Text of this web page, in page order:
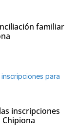
familiar
inscripciones
Chipiona